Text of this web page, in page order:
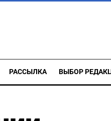
РАССЫЛКА ВЫБОР